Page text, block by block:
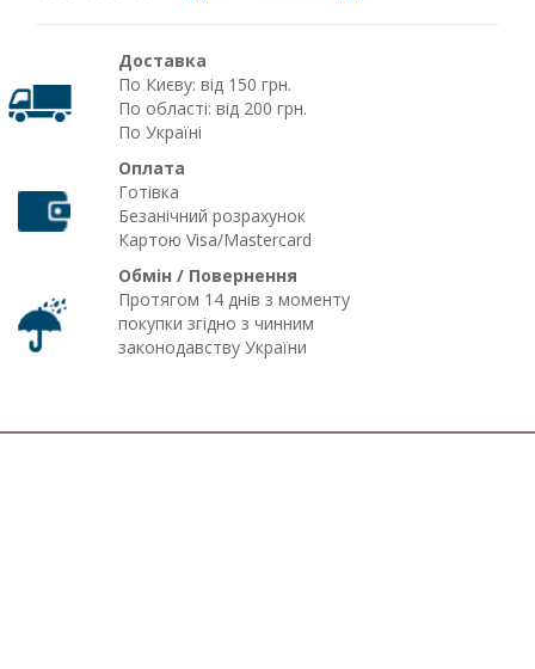
Доставка
По Києву: від 150 грн.
По області: від 200 грн.
По Україні
Оплата
Готівка
Безанічний розрахунок
Картою Visa/Mastercard
Обмін / Повернення
Протягом 14 днів з моменту
покупки згідно з чинним
законодавству України